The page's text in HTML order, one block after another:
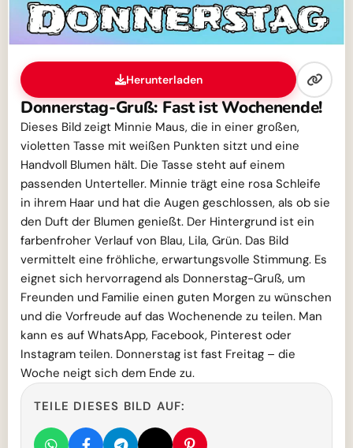
Herunterladen
Donnerstag-Gruß: Fast ist Wochenende!
Dieses Bild zeigt Minnie Maus, die in einer großen,
violetten Tasse mit weißen Punkten sitzt und eine
Handvoll Blumen hält. Die Tasse steht auf einem
passenden Unterteller. Minnie trägt eine rosa Schleife
in ihrem Haar und hat die Augen geschlossen, als ob sie
den Duft der Blumen genießt. Der Hintergrund ist ein
farbenfroher Verlauf von Blau, Lila, Grün. Das Bild
vermittelt eine fröhliche, erwartungsvolle Stimmung. Es
eignet sich hervorragend als Donnerstag-Gruß, um
Freunden und Familie einen guten Morgen zu wünschen
und die Vorfreude auf das Wochenende zu teilen. Man
kann es auf WhatsApp, Facebook, Pinterest oder
Instagram teilen. Donnerstag ist fast Freitag – die
Woche neigt sich dem Ende zu.
TEILE DIESES BILD AUF: